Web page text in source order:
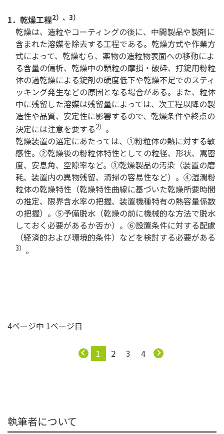
1．乾燥工程2）、3）
乾燥は、造粒やコーティングの後に、中間製品や製剤に
含まれた溶媒を除去する工程である。乾燥方式や作業方
式によって、乾燥むら、薬物の造粒物表面への移動によ
る含量の偏析、乾燥中の顆粒の摩損・破砕、打錠用粉粒
体の過乾燥による錠剤の硬度低下や乾燥不足でのスティ
ッキング発生などの原因となる場合がある。また、粒体
中に残留した溶媒は残留量によっては、次工程以降の製
造性や品質、安定性に影響するので、乾燥条件や終点の
決定には注意を要する2） 。
乾燥装置の選定にあたっては、①粉粒体の熱に対する敏
感性。②乾燥後の粉粒体特性としての粒径、形状、嵩密
度、安息角、空隙率など。③乾燥製品の汚染（装置の磨
耗、装置内の異物残留、清掃の容易性など）。④湿潤粉
粒体の乾燥特性（乾燥特性曲線に基づいた乾燥所要時間
の推定、限界含水率の把握、装置機種特有の熱容量係数
の把握）。⑤予備脱水（乾燥の前に機械的な方法で脱水
しておく必要があるか否か）。⑥設置条件に対する配慮
（経済的および環境的条件）などを検討する必要がある
3） 。
4ページ中 1ページ目
1 2 3 4
執筆者について